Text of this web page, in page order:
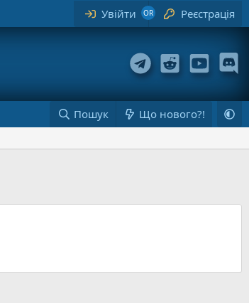
Увійти Реєстрація
Пошук Що нового?!